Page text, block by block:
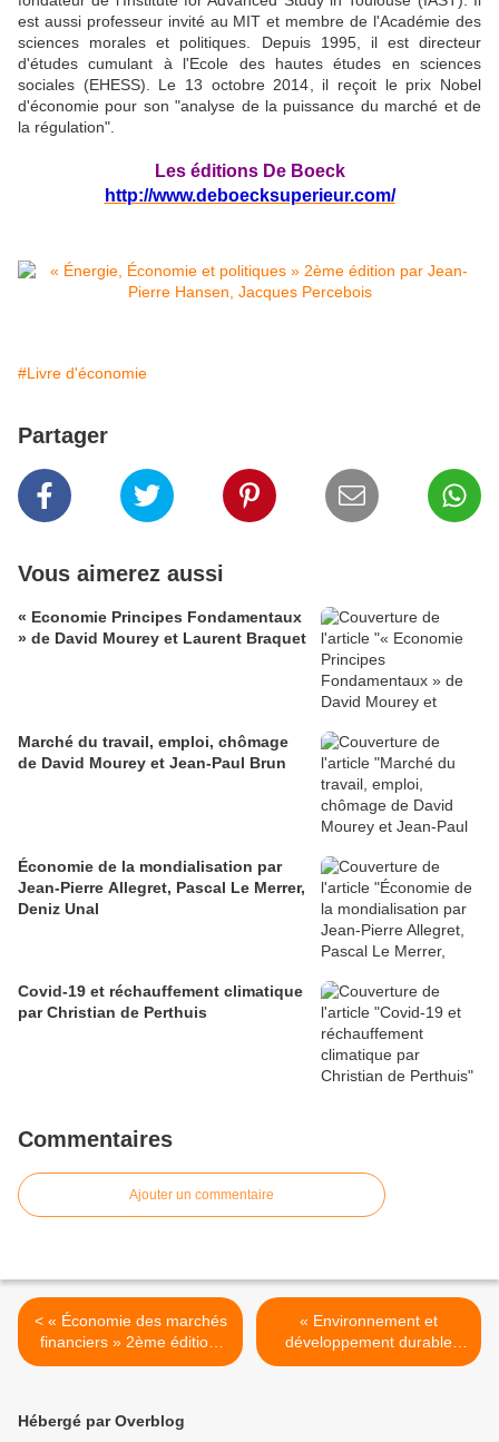
est aussi professeur invité au MIT et membre de l'Académie des
sciences morales et politiques. Depuis 1995, il est directeur
d'études cumulant à l'Ecole des hautes études en sciences
sociales (EHESS). Le 13 octobre 2014, il reçoit le prix Nobel
d'économie pour son "analyse de la puissance du marché et de
la régulation".
Les éditions De Boeck
http://www.deboecksuperieur.com/
#Livre d'économie
Partager
Vous aimerez aussi
« Economie Principes Fondamentaux
» de David Mourey et Laurent Braquet
Marché du travail, emploi, chômage
de David Mourey et Jean-Paul Brun
Économie de la mondialisation par
Jean-Pierre Allegret, Pascal Le Merrer,
Deniz Unal
Covid-19 et réchauffement climatique
par Christian de Perthuis
Commentaires
Ajouter un commentaire
< « Économie des marchés
financiers » 2ème édition,
de Paul-Jacques Lehmann
« Environnement et
développement durable
Une approche méta-
Hébergé par Overblog